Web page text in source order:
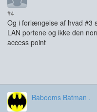
#4
Og i forlængelse af hvad #3
LAN portene og ikke den
access point
Babooms Batman .